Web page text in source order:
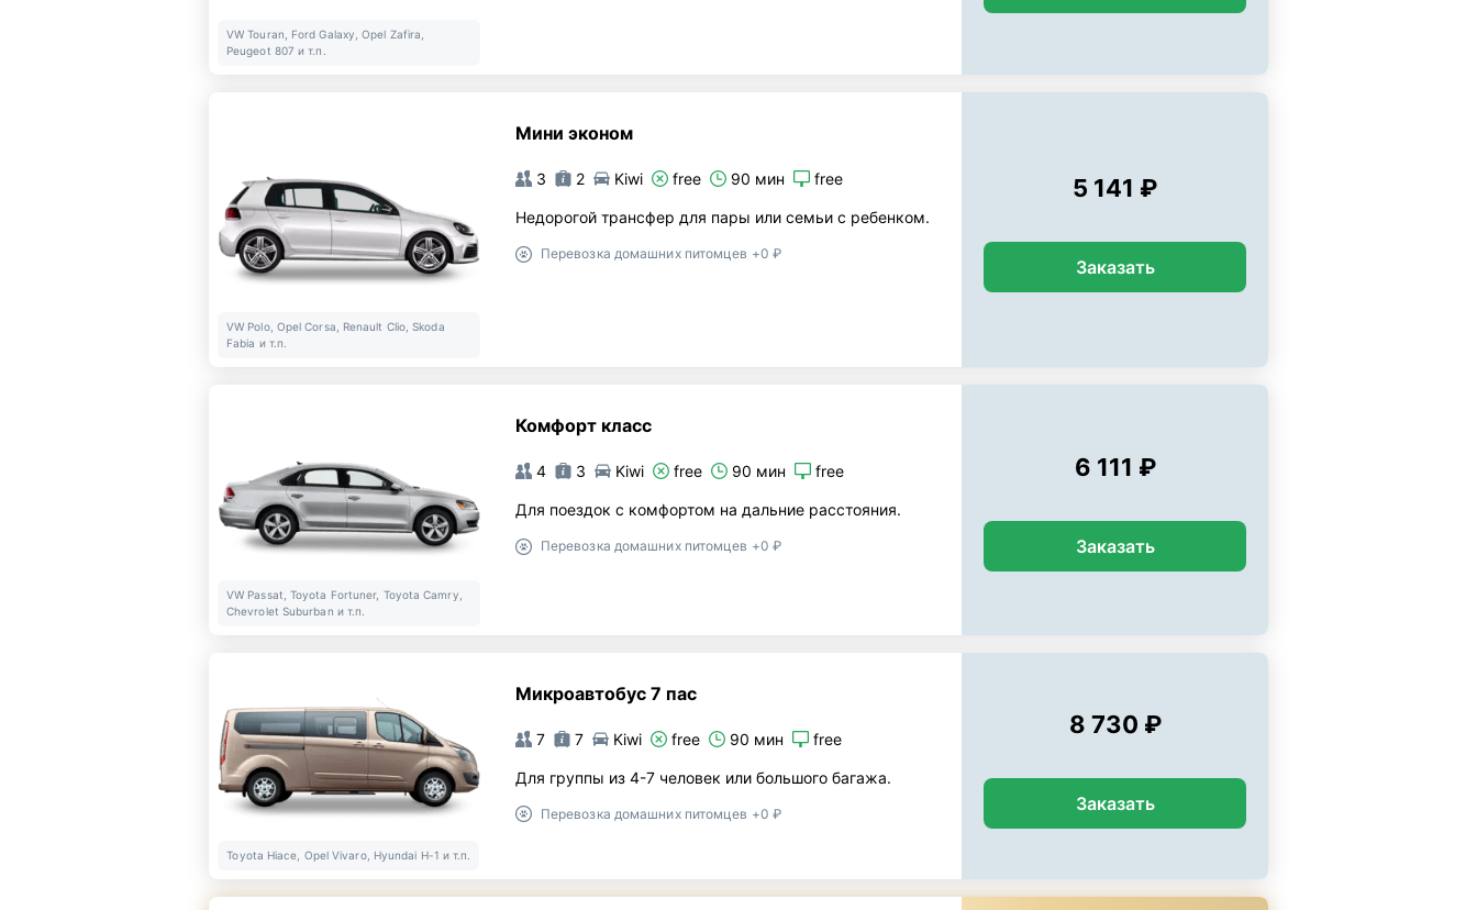
VW Touran, Ford Galaxy, Opel Zafira,
Peugeot 807 и т.п.
VW Polo, Opel Corsa, Renault Clio, Skoda
Fabia и т.п.
Мини эконом
3 2 Kiwi free 90 мин free
Недорогой трансфер для пары или семьи с ребенком.
Перевозка домашних питомцев +0 ₽
5 141 ₽
Заказать
VW Passat, Toyota Fortuner, Toyota Camry,
Chevrolet Suburban и т.п.
Комфорт класс
4 3 Kiwi free 90 мин free
Для поездок с комфортом на дальние расстояния.
Перевозка домашних питомцев +0 ₽
6 111 ₽
Заказать
Toyota Hiace, Opel Vivaro, Hyundai H-1 и т.п.
Микроавтобус 7 пас
7 7 Kiwi free 90 мин free
Для группы из 4-7 человек или большого багажа.
Перевозка домашних питомцев +0 ₽
8 730 ₽
Заказать